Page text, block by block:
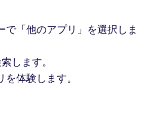
で「他のアプリ」を選択しま
します。
体験します。